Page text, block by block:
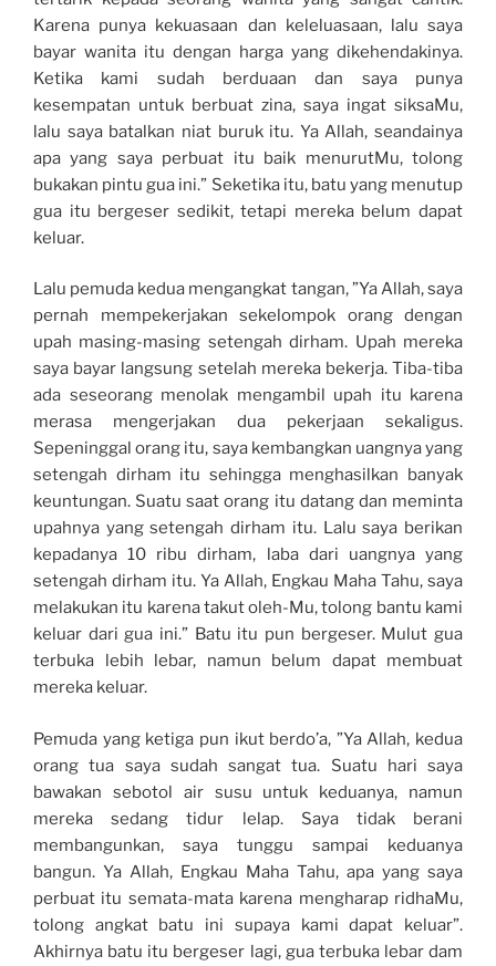
Karena punya kekuasaan dan keleluasaan, lalu saya
bayar wanita itu dengan harga yang dikehendakinya.
Ketika kami sudah berduaan dan saya punya
kesempatan untuk berbuat zina, saya ingat siksaMu,
lalu saya batalkan niat buruk itu. Ya Allah, seandainya
apa yang saya perbuat itu baik menurutMu, tolong
bukakan pintu gua ini.” Seketika itu, batu yang menutup
gua itu bergeser sedikit, tetapi mereka belum dapat
keluar.
Lalu pemuda kedua mengangkat tangan, ”Ya Allah, saya
pernah mempekerjakan sekelompok orang dengan
upah masing-masing setengah dirham. Upah mereka
saya bayar langsung setelah mereka bekerja. Tiba-tiba
ada seseorang menolak mengambil upah itu karena
merasa mengerjakan dua pekerjaan sekaligus.
Sepeninggal orang itu, saya kembangkan uangnya yang
setengah dirham itu sehingga menghasilkan banyak
keuntungan. Suatu saat orang itu datang dan meminta
upahnya yang setengah dirham itu. Lalu saya berikan
kepadanya 10 ribu dirham, laba dari uangnya yang
setengah dirham itu. Ya Allah, Engkau Maha Tahu, saya
melakukan itu karena takut oleh-Mu, tolong bantu kami
keluar dari gua ini.” Batu itu pun bergeser. Mulut gua
terbuka lebih lebar, namun belum dapat membuat
mereka keluar.
Pemuda yang ketiga pun ikut berdo’a, ”Ya Allah, kedua
orang tua saya sudah sangat tua. Suatu hari saya
bawakan sebotol air susu untuk keduanya, namun
mereka sedang tidur lelap. Saya tidak berani
membangunkan, saya tunggu sampai keduanya
bangun. Ya Allah, Engkau Maha Tahu, apa yang saya
perbuat itu semata-mata karena mengharap ridhaMu,
tolong angkat batu ini supaya kami dapat keluar”.
Akhirnya batu itu bergeser lagi, gua terbuka lebar dam